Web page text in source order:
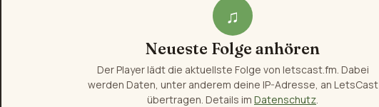
♫
Neueste Folge anhören
Der Player lädt die aktuellste Folge von letscast.fm. Dabei
werden Daten, unter anderem deine IP-Adresse, an LetsCast
übertragen. Details im Datenschutz